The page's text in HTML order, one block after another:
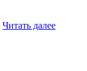
Читать далее